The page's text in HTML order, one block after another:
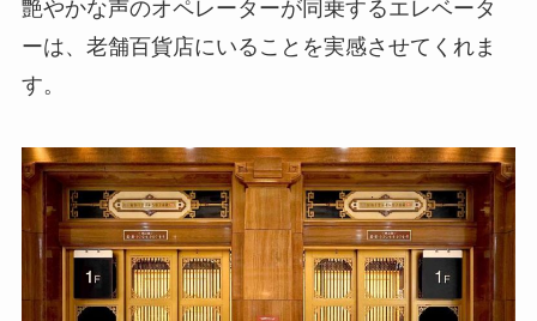
艶やかな声のオペレーターが同乗するエレベータ
ーは、老舗百貨店にいることを実感させてくれま
す。